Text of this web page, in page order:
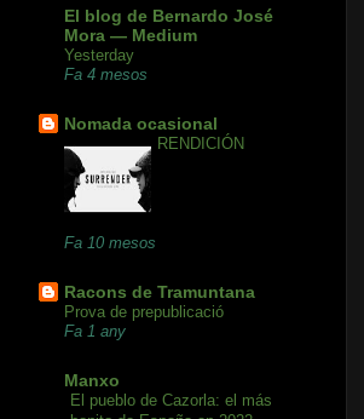
El blog de Bernardo José
Mora — Medium
Yesterday
Fa 4 mesos
Nomada ocasional
RENDICIÓN
Fa 10 mesos
Racons de Tramuntana
Prova de prepublicació
Fa 1 any
Manxo
El pueblo de Cazorla: el más